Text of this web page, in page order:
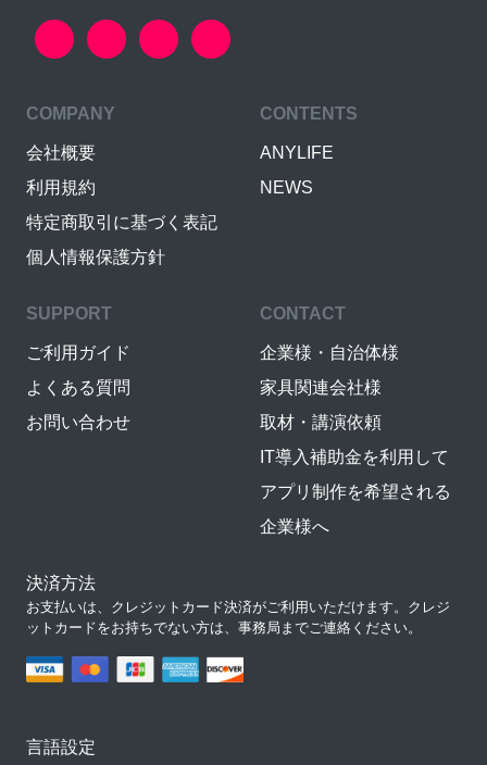
COMPANY
会社概要
利用規約
特定商取引に基づく表記
個人情報保護方針
CONTENTS
ANYLIFE
NEWS
SUPPORT
ご利用ガイド
よくある質問
お問い合わせ
CONTACT
企業様・自治体様
家具関連会社様
取材・講演依頼
IT導入補助金を利用して
アプリ制作を希望される
企業様へ
決済方法
お支払いは、クレジットカード決済がご利用いただけます。クレジ
ットカードをお持ちでない方は、事務局までご連絡ください。
言語設定